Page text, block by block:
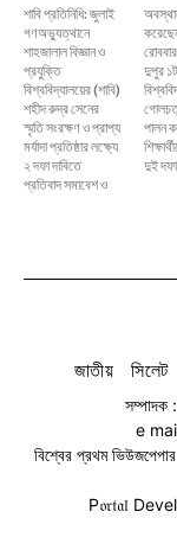
শাবি প্রতিনিধি: জুলাই
গণঅভ্যুত্থানে
শাহজালাল বিজ্ঞান ও
প্রযুক্তি
বিশ্ববিদ্যালয়ের (শাবি)
শহীদ রুদ্র সেনের
স্মৃতি সংরক্ষণ ও প্রাপ্য
মর্যাদা প্রতিষ্ঠার লক্ষ্যে
২ দফা দাবিতে
প্রতিবাদ সমাবেশ ও
অবস্থান কর্মসূচি পালন
করেছেন শিক্ষার্থীরা।
রোববার (৩ আগস্ট)
দুপুর ১টায়
বিশ্ববিদ্যালয়ের
গোলচত্বরে এ কর্মসূচি
পালন করা হয়।
শিক্ষার্থীদের উত্থাপিত
দুই
জাতীয় সিলেট
সম্পাদক
e
বিশ্বের প্রথম
P𝔬𝔯𝔱𝔞𝔩